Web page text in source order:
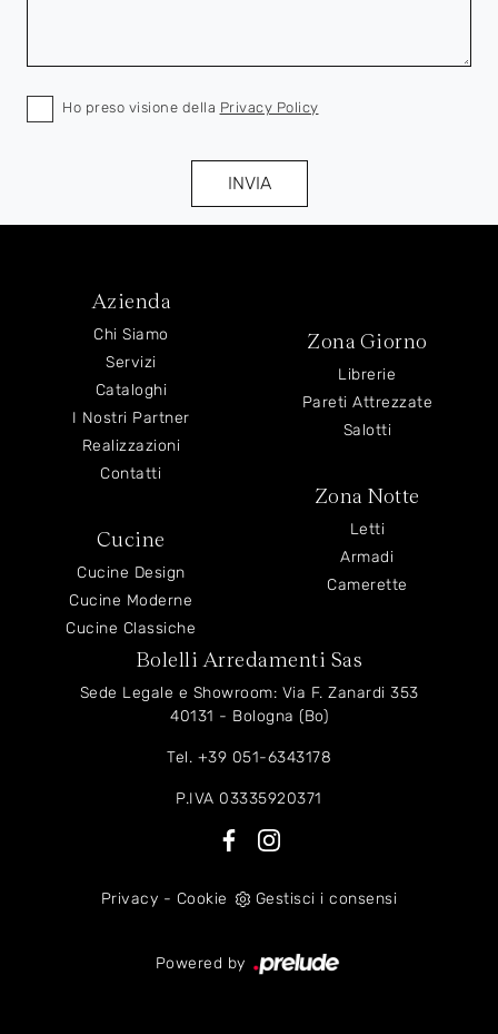
Ho preso visione della Privacy Policy
INVIA
Azienda
Chi Siamo
Servizi
Cataloghi
I Nostri Partner
Realizzazioni
Contatti
Cucine
Cucine Design
Cucine Moderne
Cucine Classiche
Zona Giorno
Librerie
Pareti Attrezzate
Salotti
Zona Notte
Letti
Armadi
Camerette
Bolelli Arredamenti Sas
Sede Legale e Showroom: Via F. Zanardi 353
40131 - Bologna (Bo)
Tel. +39 051-6343178
P.IVA 03335920371
Privacy - Cookie Gestisci i consensi
Powered by